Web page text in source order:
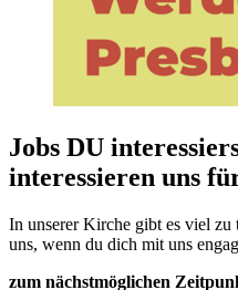
Jobs DU
interessieren uns
In unserer Kirche gibt es viel
uns, wenn du dich mit uns
zum nächstmöglichen